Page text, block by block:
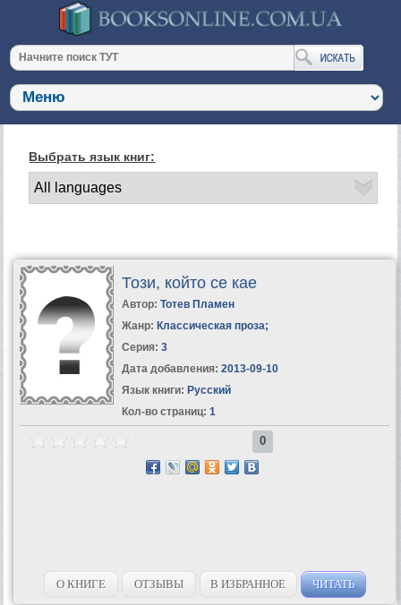
Выбрать язык книг:
Този, който се кае
Автор: Тотев Пламен
Жанр: Классическая проза;
Серия: 3
Дата добавления: 2013-09-10
Язык книги: Русский
Кол-во страниц: 1
0
О КНИГЕ ОТЗЫВЫ В ИЗБРАННОЕ ЧИТАТЬ